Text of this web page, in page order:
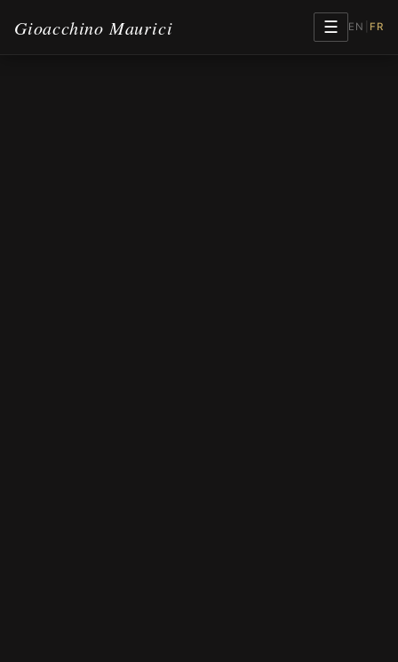
Gioacchino Maurici ☰ EN FR